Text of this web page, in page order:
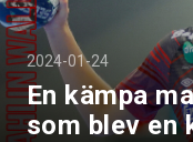
2024-01-24
En kämpa
som blev en